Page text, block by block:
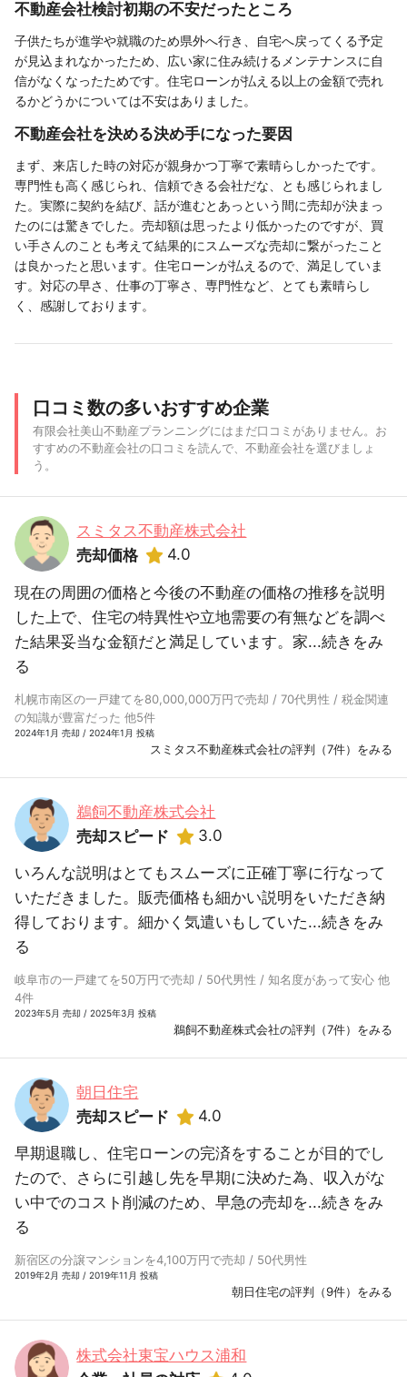
不動産会社検討初期の不安だったところ
子供たちが進学や就職のため県外へ行き、自宅へ戻ってくる予定
が見込まれなかったため、広い家に住み続けるメンテナンスに自
信がなくなったためです。住宅ローンが払える以上の金額で売れ
るかどうかについては不安はありました。
不動産会社を決める決め手になった要因
まず、来店した時の対応が親身かつ丁寧で素晴らしかったです。
専門性も高く感じられ、信頼できる会社だな、とも感じられまし
た。実際に契約を結び、話が進むとあっという間に売却が決まっ
たのには驚きでした。売却額は思ったより低かったのですが、買
い手さんのことも考えて結果的にスムーズな売却に繋がったこと
は良かったと思います。住宅ローンが払えるので、満足していま
す。対応の早さ、仕事の丁寧さ、専門性など、とても素晴らし
く、感謝しております。
口コミ数の多いおすすめ企業
有限会社美山不動産プランニングにはまだ口コミがありません。お
すすめの不動産会社の口コミを読んで、不動産会社を選びましょ
う。
スミタス不動産株式会社
売却価格
4.0
現在の周囲の価格と今後の不動産の価格の推移を説明
した上で、住宅の特異性や立地需要の有無などを調べ
た結果妥当な金額だと満足しています。家...続きをみ
る
札幌市南区の一戸建てを80,000,000万円で売却 / 70代男性 / 税金関連
の知識が豊富だった 他5件
2024年1月 売却 / 2024年1月 投稿
スミタス不動産株式会社の評判（7件）をみる
鵜飼不動産株式会社
売却スピード
3.0
いろんな説明はとてもスムーズに正確丁寧に行なって
いただきました。販売価格も細かい説明をいただき納
得しております。細かく気遣いもしていた...続きをみ
る
岐阜市の一戸建てを50万円で売却 / 50代男性 / 知名度があって安心 他
4件
2023年5月 売却 / 2025年3月 投稿
鵜飼不動産株式会社の評判（7件）をみる
朝日住宅
売却スピード
4.0
早期退職し、住宅ローンの完済をすることが目的でし
たので、さらに引越し先を早期に決めた為、収入がな
い中でのコスト削減のため、早急の売却を...続きをみ
る
新宿区の分譲マンションを4,100万円で売却 / 50代男性
2019年2月 売却 / 2019年11月 投稿
朝日住宅の評判（9件）をみる
株式会社東宝ハウス浦和